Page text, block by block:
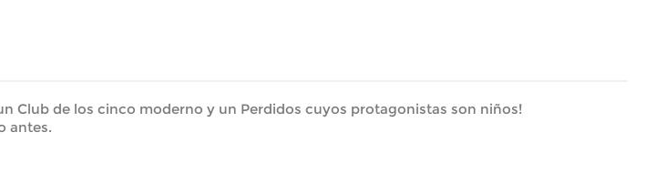
Club de los cinco moderno y un Perdidos cuyos protagonistas son niños!
antes.